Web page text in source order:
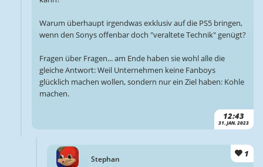
12:43
31. JAN. 2023
Warum überhaupt irgendwas exklusiv auf die PS5 bringen,
wenn den Sonys offenbar doch "veraltete Technik" genügt?
Fragen über Fragen... am Ende haben sie wohl alle die
gleiche Antwort: Weil Unternehmen keine Fanboys
glücklich machen wollen, sondern nur ein Ziel haben: Kohle
machen.
Stephan
1